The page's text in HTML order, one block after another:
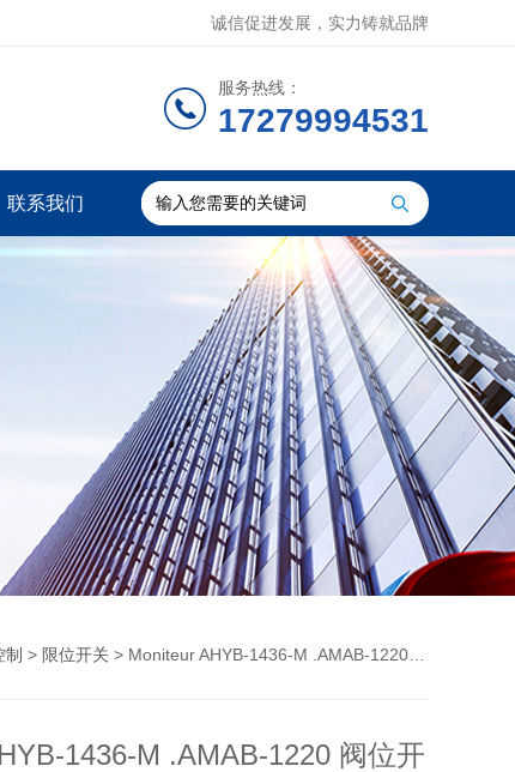
诚信促进发展，实力铸就品牌
服务热线：
17279994531
联系我们
制 > 限位开关 > Moniteur AHYB-1436-M .AMAB-1220 阀位开关
1436-M .AMAB-1220 阀位开